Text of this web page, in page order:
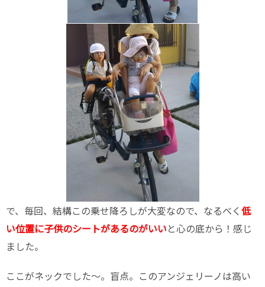
で、毎回、結構この乗せ降ろしが大変なので、なるべく 低
い位置に子供のシートがあるのがいい と心の底から！感じ
ました。
ここがネックでした〜。盲点。このアンジェリーノは高い